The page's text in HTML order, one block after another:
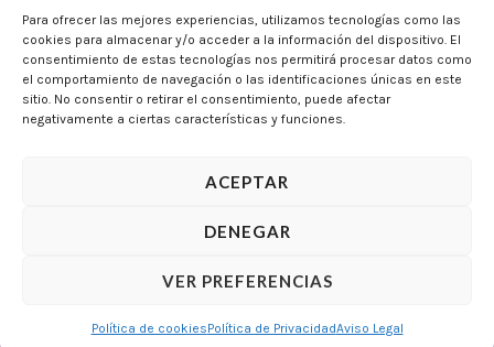
Para ofrecer las mejores experiencias, utilizamos tecnologías como las
cookies para almacenar y/o acceder a la información del dispositivo. El
consentimiento de estas tecnologías nos permitirá procesar datos como
el comportamiento de navegación o las identificaciones únicas en este
sitio. No consentir o retirar el consentimiento, puede afectar
negativamente a ciertas características y funciones.
ACEPTAR
DENEGAR
VER PREFERENCIAS
Política de cookiesPolítica de PrivacidadAviso Legal
De Lunes a Domingos de 10:00 a 22:00
Festivos sujetos al horario del Málaga Factory
© 2026 Tienda Mulligan │ Desarrollado por